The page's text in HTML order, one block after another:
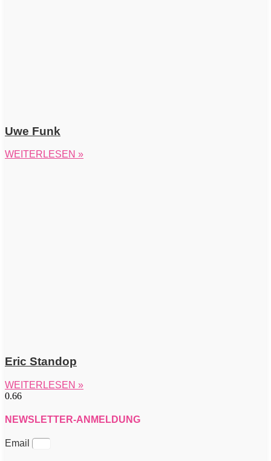
Uwe Funk
WEITERLESEN »
Eric Standop
WEITERLESEN »
NEWSLETTER-ANMELDUNG
Email